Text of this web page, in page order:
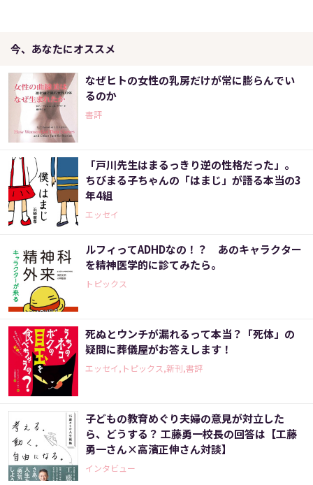
今、あなたにオススメ
なぜヒトの女性の乳房だけが常に膨らんでい
るのか
書評
「戸川先生はまるっきり逆の性格だった」。
ちびまる子ちゃんの「はまじ」が語る本当の3
年4組
エッセイ
ルフィってADHDなの！？ あのキャラクター
を精神医学的に診てみたら。
トピックス
死ぬとウンチが漏れるって本当？「死体」の
疑問に葬儀屋がお答えします！
エッセイ,トピックス,新刊,書評
子どもの教育めぐり夫婦の意見が対立した
ら、どうする？ 工藤勇一校長の回答は【工藤
勇一さん×高濱正伸さん対談】
インタビュー